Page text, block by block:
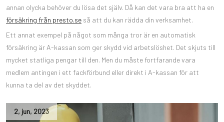
annan olycka behöver du lösa det själv. Då kan det vara bra att ha en
försäkring från presto.se så att du kan rädda din verksamhet.
Ett annat exempel på något som många tror är en automatisk
försäkring är A-kassan som ger skydd vid arbetslöshet. Det skjuts till
mycket statliga pengar till den. Men du måste fortfarande vara
medlem antingen i ett fackförbund eller direkt i A-kassan för att
kunna ta del av det skyddet.
2, jun, 2023